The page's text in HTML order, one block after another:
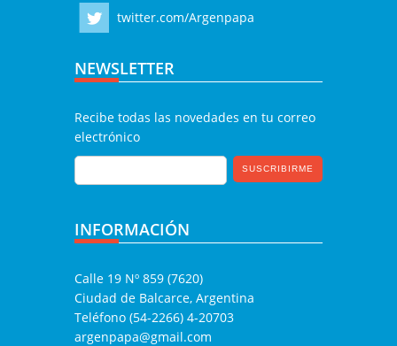
twitter.com/Argenpapa
NEWSLETTER
Recibe todas las novedades en tu correo
electrónico
INFORMACIÓN
Calle 19 Nº 859 (7620)
Ciudad de Balcarce, Argentina
Teléfono (54-2266) 4-20703
argenpapa@gmail.com